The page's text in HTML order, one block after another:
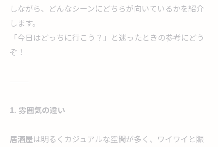
しながら、どんなシーンにどちらが向いているかを紹介
します。
「今日はどっちに行こう？」と迷ったときの参考にどう
ぞ！
⸻
1. 雰囲気の違い
居酒屋は明るくカジュアルな空間が多く、ワイワイと賑